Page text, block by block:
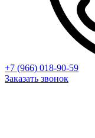
+7 (966) 018-90-59
Заказать звонок